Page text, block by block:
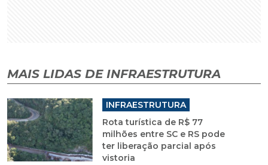
MAIS LIDAS DE INFRAESTRUTURA
INFRAESTRUTURA
Rota turística de R$ 77
milhões entre SC e RS pode
ter liberação parcial após
vistoria